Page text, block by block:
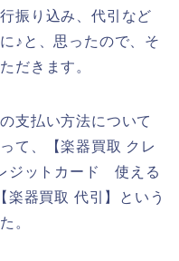
振り込み、代引など
♪と、思ったので、そ
だきます。
支払い方法について
て、【楽器買取 クレ
ジットカード 使える
楽器買取 代引】という
。